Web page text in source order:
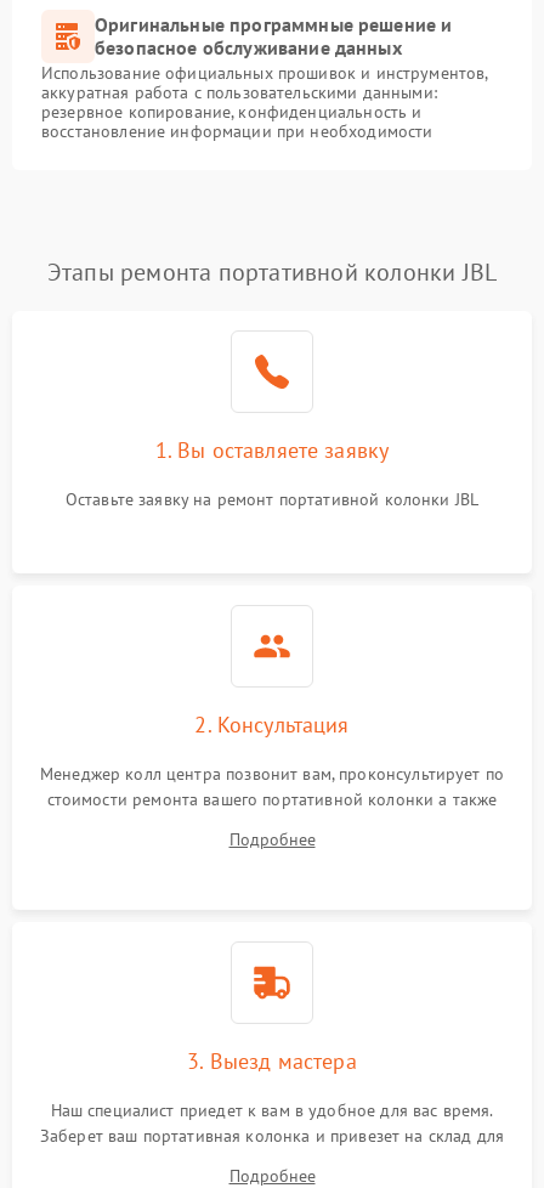
Оригинальные программные решение и
безопасное обслуживание данных
Использование официальных прошивок и инструментов,
аккуратная работа с пользовательскими данными:
резервное копирование, конфиденциальность и
восстановление информации при необходимости
Этапы ремонта портативной колонки JBL
1. Вы оставляете заявку
Оставьте заявку на ремонт портативной колонки JBL
2. Консультация
Менеджер колл центра позвонит вам, проконсультирует по
стоимости ремонта вашего портативной колонки а также
Подробнее
3. Выезд мастера
Наш специалист приедет к вам в удобное для вас время.
Заберет ваш портативная колонка и привезет на склад для
Подробнее